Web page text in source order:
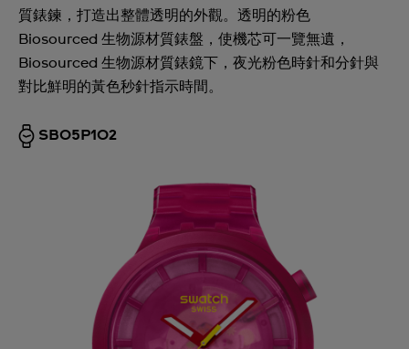
質錶鍊，打造出整體透明的外觀。透明的粉色
Biosourced 生物源材質錶盤，使機芯可一覽無遺，
Biosourced 生物源材質錶鏡下，夜光粉色時針和分針與
對比鮮明的黃色秒針指示時間。
SB05P102